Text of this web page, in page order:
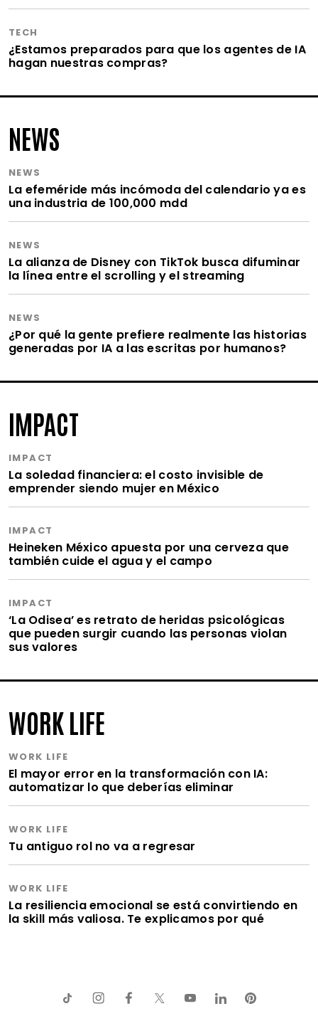
TECH
¿Estamos preparados para que los agentes de IA
hagan nuestras compras?
NEWS
NEWS
La efeméride más incómoda del calendario ya es
una industria de 100,000 mdd
NEWS
La alianza de Disney con TikTok busca difuminar
la línea entre el scrolling y el streaming
NEWS
¿Por qué la gente prefiere realmente las historias
generadas por IA a las escritas por humanos?
IMPACT
IMPACT
La soledad financiera: el costo invisible de
emprender siendo mujer en México
IMPACT
Heineken México apuesta por una cerveza que
también cuide el agua y el campo
IMPACT
‘La Odisea’ es retrato de heridas psicológicas
que pueden surgir cuando las personas violan
sus valores
WORK LIFE
WORK LIFE
El mayor error en la transformación con IA:
automatizar lo que deberías eliminar
WORK LIFE
Tu antiguo rol no va a regresar
WORK LIFE
La resiliencia emocional se está convirtiendo en
la skill más valiosa. Te explicamos por qué